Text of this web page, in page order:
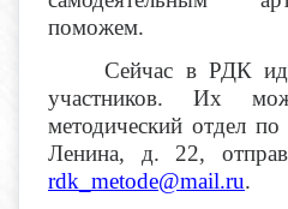
поможем.
Сейчас в РДК
участников. Их
методический отдел
Ленина, д. 22,
rdk_metode@mail.ru.